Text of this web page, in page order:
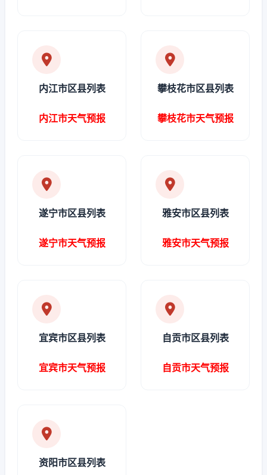
内江市区县列表
内江市天气预报
攀枝花市区县列表
攀枝花市天气预报
遂宁市区县列表
遂宁市天气预报
雅安市区县列表
雅安市天气预报
宜宾市区县列表
宜宾市天气预报
自贡市区县列表
自贡市天气预报
资阳市区县列表